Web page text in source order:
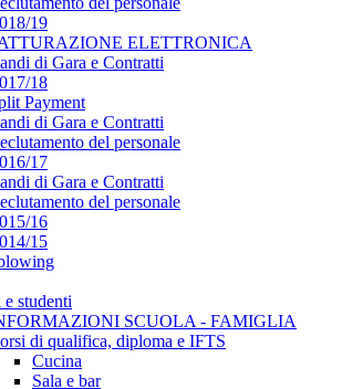
19
ELETTRONICA
di Gara e Contratti
18
Payment
di Gara e Contratti
del personale
17
di Gara e Contratti
del personale
16
15
studenti
SCUOLA - FAMIGLIA
di qualifica, diploma e IFTS
Cucina
Sala e bar